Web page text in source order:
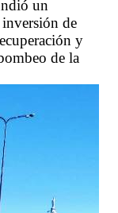
un
de
y
de la